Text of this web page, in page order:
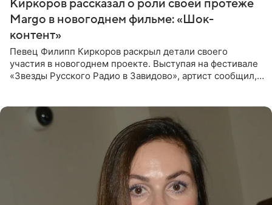
Киркоров рассказал о роли своей протеже
Margo в новогоднем фильме: «Шок-
контент»
Певец Филипп Киркоров раскрыл детали своего
участия в новогоднем проекте. Выступая на фестивале
«Звезды Русского Радио в Завидово», артист сообщил,